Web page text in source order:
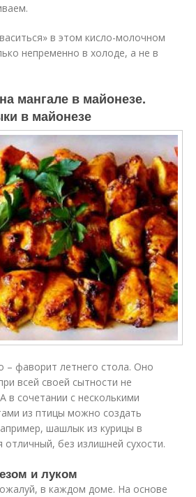
в этом кисло-молочном
непременно в холоде, а не в
мангале в майонезе.
в майонезе
– фаворит летнего стола. Оно
всей своей сытности не
в сочетании с несколькими
из птицы можно создать
шашлык из курицы в
отличный, без излишней сухости.
и луком
в каждом доме. На основе